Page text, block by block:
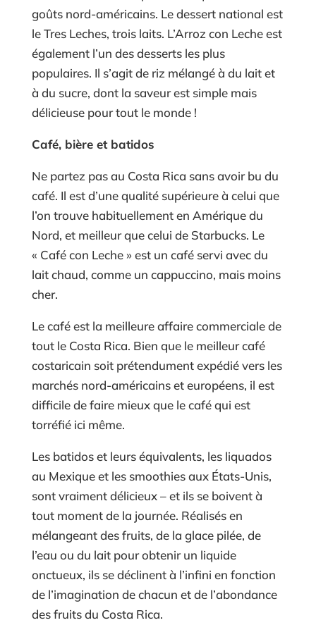
goûts nord-américains. Le dessert national est
le Tres Leches, trois laits. L’Arroz con Leche est
également l’un des desserts les plus
populaires. Il s’agit de riz mélangé à du lait et
à du sucre, dont la saveur est simple mais
délicieuse pour tout le monde !
Café, bière et batidos
Ne partez pas au Costa Rica sans avoir bu du
café. Il est d’une qualité supérieure à celui que
l’on trouve habituellement en Amérique du
Nord, et meilleur que celui de Starbucks. Le
« Café con Leche » est un café servi avec du
lait chaud, comme un cappuccino, mais moins
cher.
Le café est la meilleure affaire commerciale de
tout le Costa Rica. Bien que le meilleur café
costaricain soit prétendument expédié vers les
marchés nord-américains et européens, il est
difficile de faire mieux que le café qui est
torréfié ici même.
Les batidos et leurs équivalents, les liquados
au Mexique et les smoothies aux États-Unis,
sont vraiment délicieux – et ils se boivent à
tout moment de la journée. Réalisés en
mélangeant des fruits, de la glace pilée, de
l’eau ou du lait pour obtenir un liquide
onctueux, ils se déclinent à l’infini en fonction
de l’imagination de chacun et de l’abondance
des fruits du Costa Rica.